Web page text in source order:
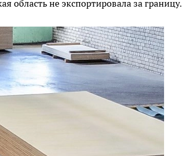
область не экспортировала за границу.